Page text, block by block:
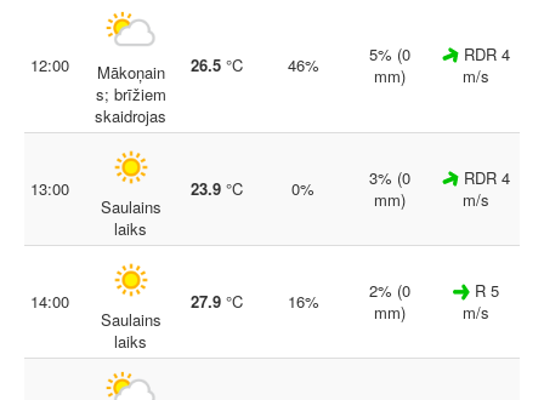
12:00
Mākoņain
s; brīžiem
skaidrojas
26.5 °C 46%
5% (0
mm)
RDR 4
m/s
13:00
Saulains
laiks
23.9 °C 0%
3% (0
mm)
RDR 4
m/s
14:00
Saulains
laiks
27.9 °C 16%
2% (0
mm)
R 5
m/s